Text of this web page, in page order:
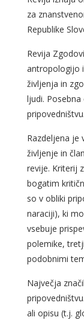
za
Republike
Revija
antropologijo
življenja in
ljudi.
pripovedništvu.
Razdeljena je
življenje in
revije. Kriterij
bogatim
so v obliki
naraciji), ki
vsebuje
polemike,
podobnimi
Največja
ali opisu (t.j.